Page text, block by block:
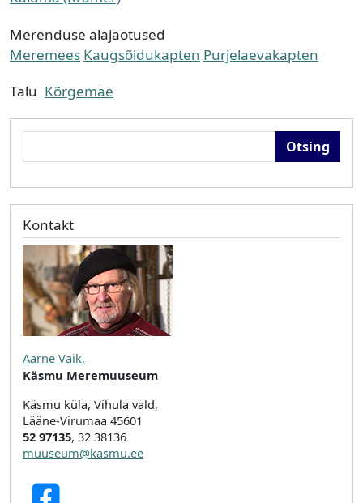
Merenduse alajaotused
Meremees Kaugsõidukapten Purjelaevakapten
Talu Kõrgemäe
Kontakt
Aarne Vaik,
Käsmu Meremuuseum
Käsmu küla, Vihula vald,
Lääne-Virumaa 45601
52 97135, 32 38136
muuseum@kasmu.ee